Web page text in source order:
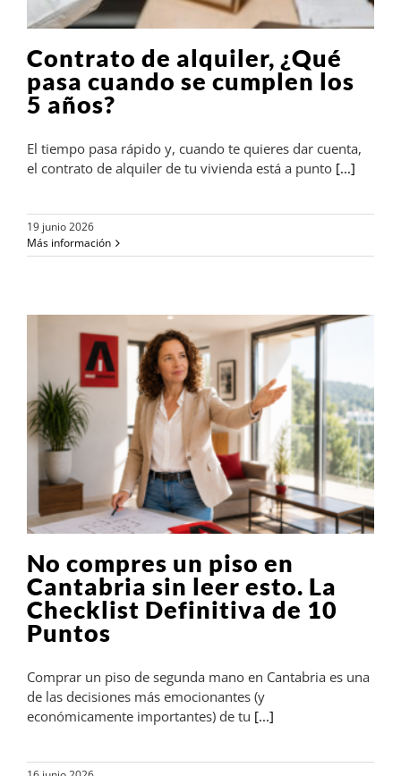
Contrato de alquiler, ¿Qué
pasa cuando se cumplen los
5 años?
El tiempo pasa rápido y, cuando te quieres dar cuenta,
el contrato de alquiler de tu vivienda está a punto [...]
19 junio 2026
Más información
No compres un piso en
Cantabria sin leer esto. La
Checklist Definitiva de 10
Puntos
Comprar un piso de segunda mano en Cantabria es una
de las decisiones más emocionantes (y
económicamente importantes) de tu [...]